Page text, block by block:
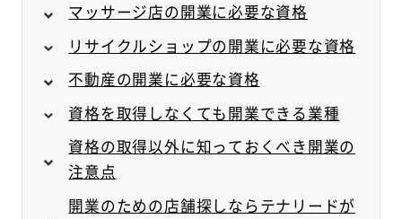
マッサージ店の開業に必要な資格
リサイクルショップの開業に必要な資格
不動産の開業に必要な資格
資格を取得しなくても開業できる業種
資格の取得以外に知っておくべき開業の
注意点
開業のための店舗探しならテナリードが